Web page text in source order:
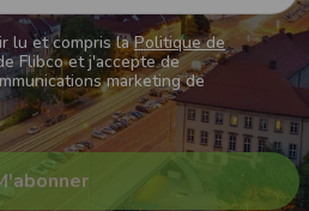
lu et compris laPolitique de
Flibco et j'accepte de
marketing de